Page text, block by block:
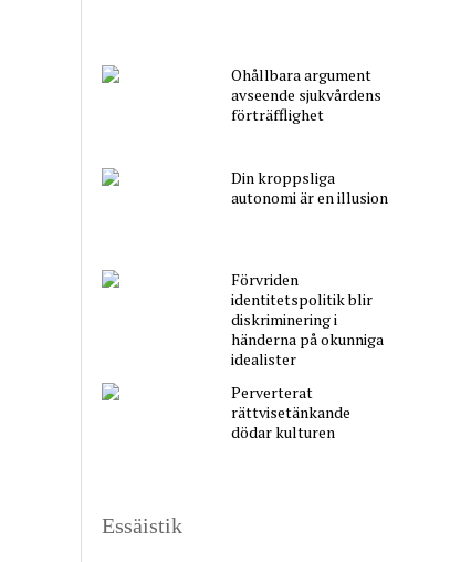
Ohållbara argument
avseende sjukvårdens
förträfflighet
Din kroppsliga
autonomi är en illusion
Förvriden
identitetspolitik blir
diskriminering i
händerna på okunniga
idealister
Perverterat
rättvisetänkande
dödar kulturen
Essäistik